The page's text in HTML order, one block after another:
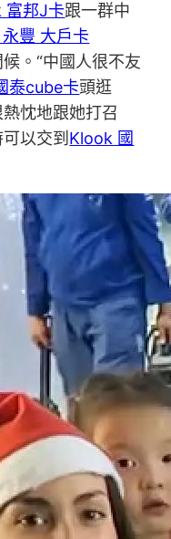
富邦J卡跟一群中
豐 大戶卡
。“中國人很不友
泰cube卡頭逛
忱地跟她打召
以交到 Klook 國